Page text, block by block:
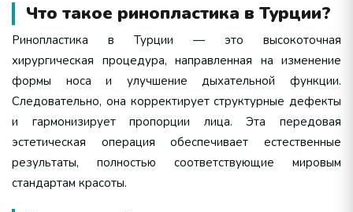
Что такое ринопластика в Турции?
Ринопластика в Турции — это высокоточная
хирургическая процедура, направленная на изменение
формы носа и улучшение дыхательной функции.
Следовательно, она корректирует структурные дефекты
и гармонизирует пропорции лица. Эта передовая
эстетическая операция обеспечивает естественные
результаты, полностью соответствующие мировым
стандартам красоты.